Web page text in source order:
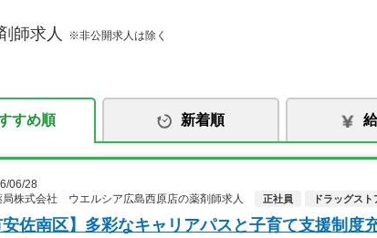
師求人 ※非公開求人は除く
すめ順 新着順
06/28
局株式会社 ウエルシア広島西原店の薬剤師求人
正社員 ドラッグスト
安佐南区】多彩なキャリアパスと子育て支援制度